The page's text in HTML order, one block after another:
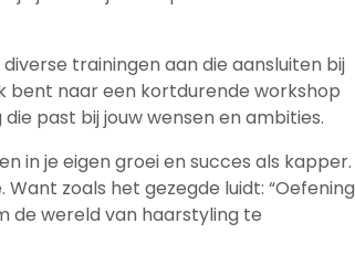
trainingen aan die aansluiten bij
bent naar een kortdurende workshop
past bij jouw wensen en ambities.
in je eigen groei en succes als kapper.
zoals het gezegde luidt: “Oefening
de wereld van haarstyling te